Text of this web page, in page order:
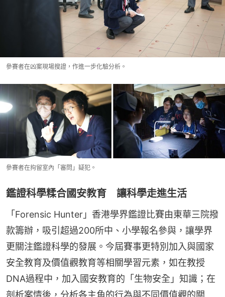
參賽者在凶案現場搜證，作進一步化驗分析。
參賽者在拘留室內「審問」疑犯。
鑑證科學糅合國安教育 讓科學走進生活
「Forensic Hunter」香港學界鑑證比賽由東華三院撥
款籌辦，吸引超過200所中、小學報名參與，讓學界
更關注鑑證科學的發展。今屆賽事更特別加入與國家
安全教育及價值觀教育等相關學習元素，如在教授
DNA過程中，加入國安教育的「生物安全」知識；在
剖析案情後，分析各主角的行為與不同價值觀的關